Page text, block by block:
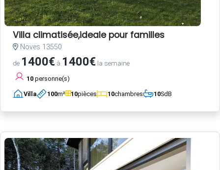
Villa climatisée,ideale pour familles
Noves 13550
de 1400€ à 1400€ la semaine
10 personne(s)
Villa 100m² 10pièces 10chambres 10SdB